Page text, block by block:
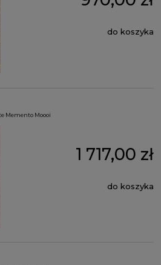
do koszyka
Memento Moooi
1 717,00 zł
do koszyka